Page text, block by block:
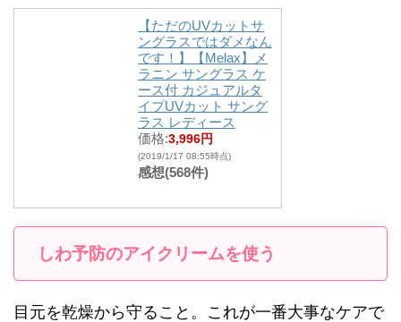
【ただのUVカットサ
ングラスではダメなん
です！】【Melax】メ
ラニン サングラス ケ
ース付 カジュアルタ
イプUVカット サング
ラス レディース
価格:3,996円
(2019/1/17 08:55時点)
感想(568件)
しわ予防のアイクリームを使う
目元を乾燥から守ること。これが一番大事なケアで